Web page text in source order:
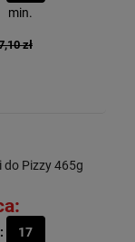
min.
zł
do Pizzy 465g
17